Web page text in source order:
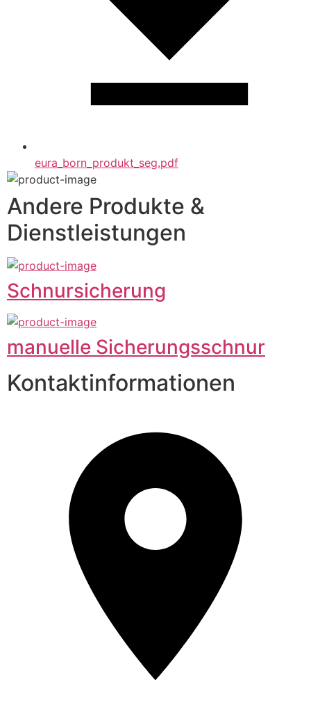
eura_born_produkt_seg.pdf
Andere Produkte &
Dienstleistungen
Schnursicherung
manuelle Sicherungsschnur
Kontaktinformationen